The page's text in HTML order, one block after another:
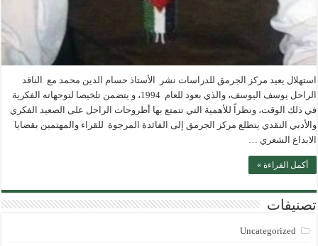
استهلال يعيد مركز الجرمق للدراسات نشر الأستاذ حسام الدين محمد مع الناقد
الراحل يوسف اليوسف، والذي بعود للعام 1994، و يتضمن تلخيصا لتوجهاته الفكرية
في ذلك الوقت، ونظراً للأهمية التي تتمتع بها أطروحات الراحل على الصعيد الفكري
والأدبي النقدي يتطلع مركز الجرمق إلى الفائدة المرجوة للقراء والمهتمين بقضايا
الابداع الشعري …
أكمل القراءة »
تصنيفات
Uncategorized